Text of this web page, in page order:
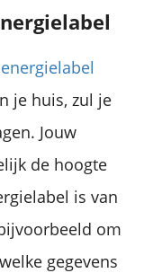
je huis, zul je
Jouw
de hoogte
is van
om
gegevens